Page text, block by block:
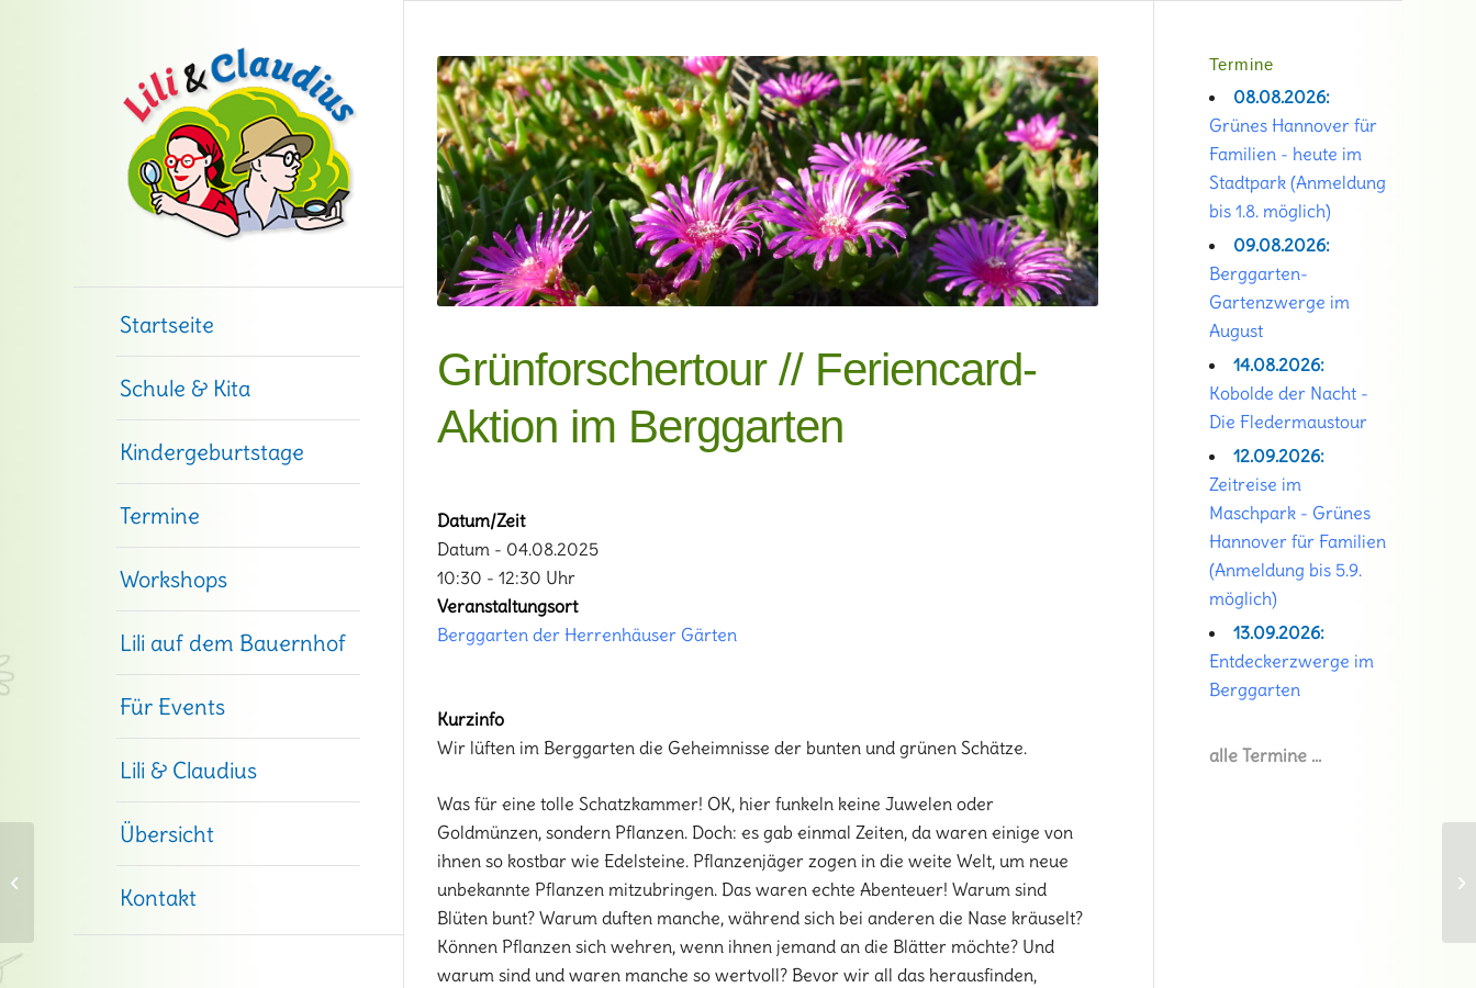
Startseite
Schule & Kita
Kindergeburtstage
Termine
Workshops
Lili auf dem Bauernhof
Für Events
Lili & Claudius
Übersicht
Kontakt
Grünforschertour // Feriencard-
Aktion im Berggarten
Datum/Zeit
Datum - 04.08.2025
10:30 - 12:30 Uhr
Veranstaltungsort
Berggarten der Herrenhäuser Gärten
Kurzinfo
Wir lüften im Berggarten die Geheimnisse der bunten und grünen Schätze.
Was für eine tolle Schatzkammer! OK, hier funkeln keine Juwelen oder
Goldmünzen, sondern Pflanzen. Doch: es gab einmal Zeiten, da waren einige von
ihnen so kostbar wie Edelsteine. Pflanzenjäger zogen in die weite Welt, um neue
unbekannte Pflanzen mitzubringen. Das waren echte Abenteuer! Warum sind
Blüten bunt? Warum duften manche, während sich bei anderen die Nase kräuselt?
Können Pflanzen sich wehren, wenn ihnen jemand an die Blätter möchte? Und
warum sind und waren manche so wertvoll? Bevor wir all das herausfinden,
Termine
08.08.2026:
Grünes Hannover für
Familien - heute im
Stadtpark (Anmeldung
bis 1.8. möglich)
09.08.2026:
Berggarten-
Gartenzwerge im
August
14.08.2026:
Kobolde der Nacht -
Die Fledermaustour
12.09.2026:
Zeitreise im
Maschpark - Grünes
Hannover für Familien
(Anmeldung bis 5.9.
möglich)
13.09.2026:
Entdeckerzwerge im
Berggarten
alle Termine …